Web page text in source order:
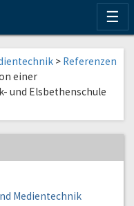
☰
> Referenzen
einer
und Elsbethenschule
Medientechnik